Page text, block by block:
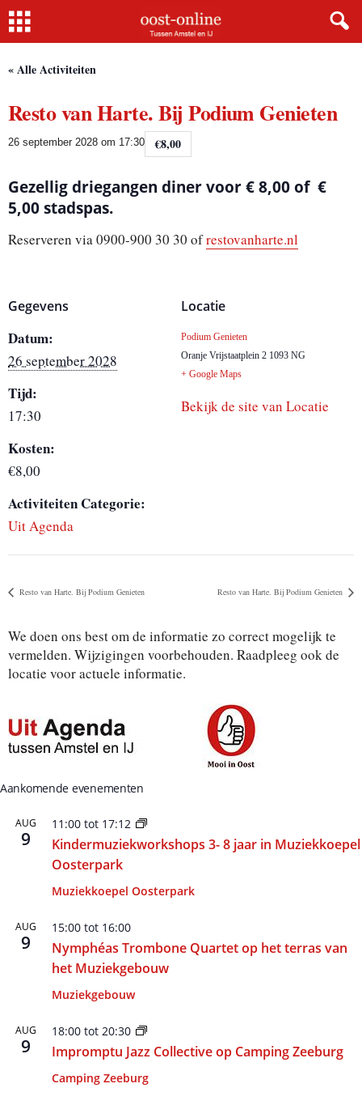
Home
« Alle Activiteiten
Resto van Harte. Bij Podium Genieten
26 september 2028 om 17:30 €8,00
Gezellig driegangen diner voor € 8,00 of €
5,00 stadspas.
Reserveren via 0900-900 30 30 ofrestovanharte.nl
Gegevens
Datum:
26 september 2028
Tijd:
17:30
Kosten:
€8,00
Activiteiten Categorie:
Uit Agenda
Locatie
Podium Genieten
Oranje Vrijstaatplein 2 1093 NG
+ Google Maps
Bekijk de site van Locatie
Resto van Harte. Bij Podium Genieten Resto van Harte. Bij Podium Genieten
We doen ons best om de informatie zo correct mogelijk te
vermelden. Wijzigingen voorbehouden. Raadpleeg ook de
locatie voor actuele informatie.
Aankomende evenementen
AUG
9
11:00 tot 17:12
Kindermuziekworkshops 3- 8 jaar in Muziekkoepel
Oosterpark
Muziekkoepel Oosterpark
AUG
9
15:00 tot 16:00
Nymphéas Trombone Quartet op het terras van
het Muziekgebouw
Muziekgebouw
AUG
9
18:00 tot 20:30
Impromptu Jazz Collective op Camping Zeeburg
Camping Zeeburg